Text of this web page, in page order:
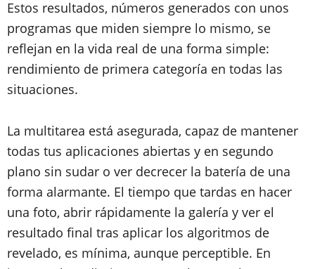
Estos resultados, números generados con unos
programas que miden siempre lo mismo, se
reflejan en la vida real de una forma simple:
rendimiento de primera categoría en todas las
situaciones.
La multitarea está asegurada, capaz de mantener
todas tus aplicaciones abiertas y en segundo
plano sin sudar o ver decrecer la batería de una
forma alarmante. El tiempo que tardas en hacer
una foto, abrir rápidamente la galería y ver el
resultado final tras aplicar los algoritmos de
revelado, es mínima, aunque perceptible. En